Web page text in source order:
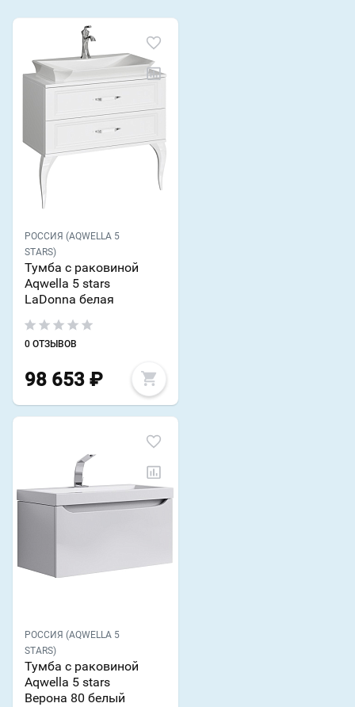
РОССИЯ (AQWELLA 5
STARS)
Тумба с раковиной
Aqwella 5 stars
LaDonna белая
0 ОТЗЫВОВ
98 653 ₽
РОССИЯ (AQWELLA 5
STARS)
Тумба с раковиной
Aqwella 5 stars
Верона 80 белый